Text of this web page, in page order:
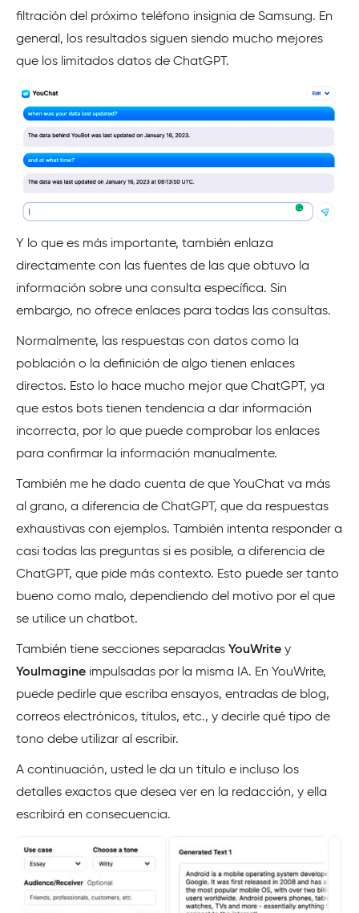
filtración del próximo teléfono insignia de Samsung. En
general, los resultados siguen siendo mucho mejores
que los limitados datos de ChatGPT.
Y lo que es más importante, también enlaza
directamente con las fuentes de las que obtuvo la
información sobre una consulta específica. Sin
embargo, no ofrece enlaces para todas las consultas.
Normalmente, las respuestas con datos como la
población o la definición de algo tienen enlaces
directos. Esto lo hace mucho mejor que ChatGPT, ya
que estos bots tienen tendencia a dar información
incorrecta, por lo que puede comprobar los enlaces
para confirmar la información manualmente.
También me he dado cuenta de que YouChat va más
al grano, a diferencia de ChatGPT, que da respuestas
exhaustivas con ejemplos. También intenta responder a
casi todas las preguntas si es posible, a diferencia de
ChatGPT, que pide más contexto. Esto puede ser tanto
bueno como malo, dependiendo del motivo por el que
se utilice un chatbot.
También tiene secciones separadas YouWrite y
YouImagine impulsadas por la misma IA. En YouWrite,
puede pedirle que escriba ensayos, entradas de blog,
correos electrónicos, títulos, etc., y decirle qué tipo de
tono debe utilizar al escribir.
A continuación, usted le da un título e incluso los
detalles exactos que desea ver en la redacción, y ella
escribirá en consecuencia.